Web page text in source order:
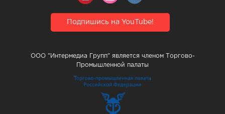
Подпишись на YouTube!
ООО "Интермедиа Групп" является членом Торгово-
Промышленной палаты